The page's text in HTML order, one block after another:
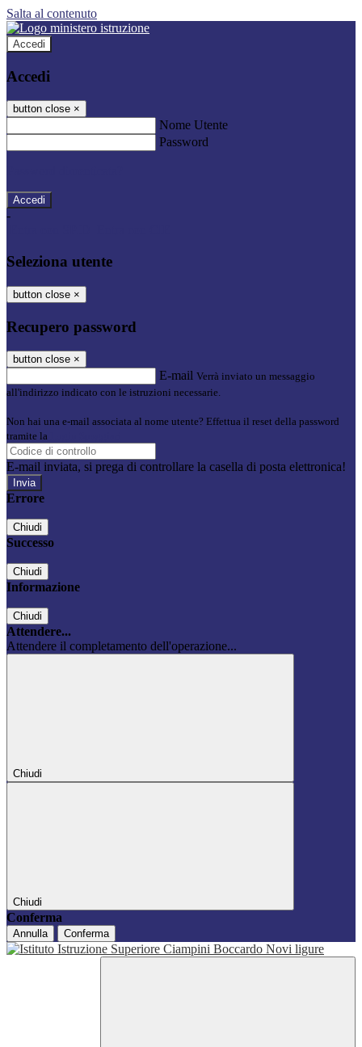
Salta al contenuto
Accedi
Accedi
button close ×
Nome Utente
Password
-
Seleziona utente
button close ×
Recupero password
button close ×
E-mail Verrà inviato un messaggio
all'indirizzo indicato con le istruzioni necessarie.
Non hai una e-mail associata al nome utente? Effettua il reset della password
tramite la
E-mail inviata, si prega di controllare la casella di posta elettronica!
Errore
Chiudi
Successo
Chiudi
Informazione
Chiudi
Attendere...
Attendere il completamento dell'operazione...
Chiudi
Chiudi
Conferma
Annulla Conferma